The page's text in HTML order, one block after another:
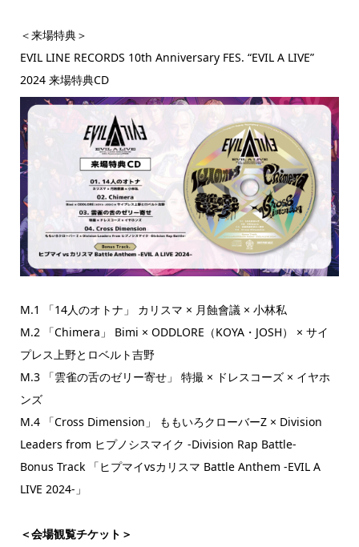
＜来場特典＞
EVIL LINE RECORDS 10th Anniversary FES. “EVIL A LIVE”
2024 来場特典CD
M.1 「14人のオトナ」 カリスマ × 月蝕會議 × 小林私
M.2 「Chimera」 Bimi × ODDLORE（KOYA・JOSH） × サイ
プレス上野とロベルト吉野
M.3 「雲雀の舌のゼリー寄せ」 特撮 × ドレスコーズ × イヤホ
ンズ
M.4 「Cross Dimension」 ももいろクローバーZ × Division
Leaders from ヒプノシスマイク -Division Rap Battle-
Bonus Track 「ヒプマイvsカリスマ Battle Anthem -EVIL A
LIVE 2024-」
＜会場観覧チケット＞